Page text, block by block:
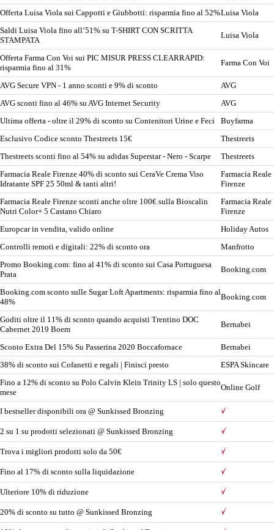
Offerta Luisa Viola sui Cappotti e Giubbotti: risparmia fino al 52%Luisa Viola
Saldi Luisa Viola fino all’51% su T-SHIRT CON SCRITTA
STAMPATA
Luisa Viola
Offerta Farma Con Voi sui PIC MISUR PRESS CLEARRAPID:
risparmia fino al 31%
Farma Con Voi
AVG Secure VPN - 1 anno sconti e 9% di sconto
AVG
AVG sconti fino al 46% su AVG Internet Security
AVG
Ultima offerta - oltre il 29% di sconto su Contenitori Urine e Feci
Buyfarma
Esclusivo Codice sconto Thestreets 15€
Thestreets
Thestreets sconti fino al 54% su adidas Superstar - Nero - Scarpe
Thestreets
Farmacia Reale Firenze 40% di sconto sui CeraVe Crema Viso
Idratante SPF 25 50ml & tanti altri!
Farmacia Reale
Firenze
Farmacia Reale Firenze sconti anche oltre 100€ sulla Bioscalin
Nutri Color+ 5 Castano Chiaro
Farmacia Reale
Firenze
Europcar in vendita, valido online
Holiday Autos
Controlli remoti e digitali: 22% di sconto ora
Manfrotto
Promo Booking.com: fino al 41% di sconto sui Casa Portuguesa
Prata
Booking.com
Booking.com sconto sulle Sugar Loft Apartments: risparmia fino al
48%
Booking.com
Goditi oltre il 11% di sconto quando acquisti Trentino DOC
Cabernet 2019 Boem
Bernabei
Sconto Extra Del 15% Su Passerina 2020 Boccafornace
Bernabei
38% di sconto sui Cofanetti e regali | Finisci presto
ESPA Skincare
Fino a 12% di sconto su Polo Calvin Klein Trinity LS | solo questo
mese
Online Golf
I bestseller disponibili ora @ Sunkissed Bronzing
2 su 1 su prodotti selezionati @ Sunkissed Bronzing
Trova i migliori prodotti solo da 50€
Fino al 17% di sconto sulla liquidazione
Ulteriore 10% di riduzione
20% di sconto su tutto @ Sunkissed Bronzing